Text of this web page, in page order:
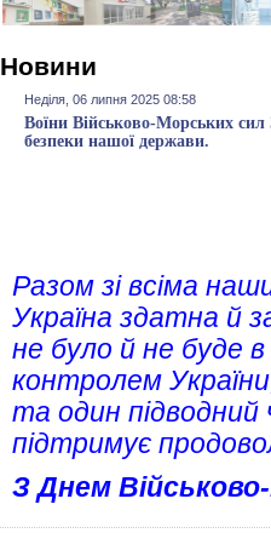
Новини
Неділя, 06 липня 2025 08:58
Воїни Військово-Морських
безпеки нашої держави.
Разом зі всіма
Україна здатна й
не було й не буде в
контролем
та один підводний
підтримує
З Днем